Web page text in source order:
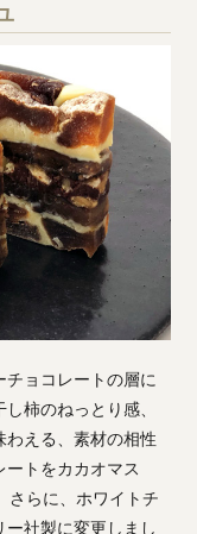
ョコレートの層に
柿のねっとり感、
える、素材の相性
トをカカオマス
さらに、ホワイトチ
ー社製に変更しまし